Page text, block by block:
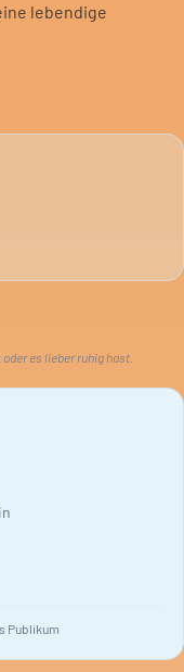
lebendige
Uhr. Du bist solo,
erwachsenes
es lieber ruhig hast.
Publikum